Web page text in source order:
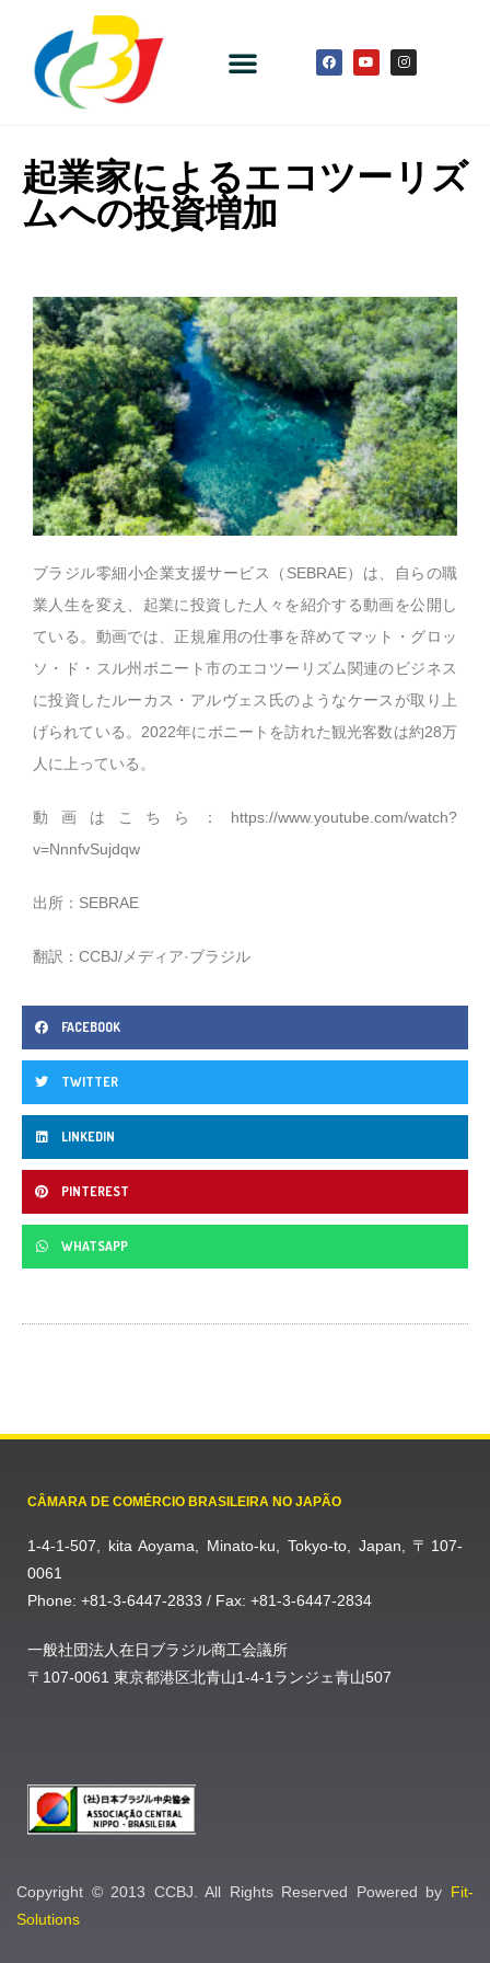
起業家によるエコツーリズ
ムへの投資増加
ブラジル零細小企業支援サービス（SEBRAE）は、自らの職
業人生を変え、起業に投資した人々を紹介する動画を公開し
ている。動画では、正規雇用の仕事を辞めてマット・グロッ
ソ・ド・スル州ボニート市のエコツーリズム関連のビジネス
に投資したルーカス・アルヴェス氏のようなケースが取り上
げられている。2022年にボニートを訪れた観光客数は約28万
人に上っている。
動画はこちら： https://www.youtube.com/watch?
v=NnnfvSujdqw
出所：SEBRAE
翻訳：CCBJ/メディア·ブラジル
FACEBOOK
TWITTER
LINKEDIN
PINTEREST
WHATSAPP
CÂMARA DE COMÉRCIO BRASILEIRA NO JAPÃO
1-4-1-507, kita Aoyama, Minato-ku, Tokyo-to, Japan, 〒107-
0061
Phone: +81-3-6447-2833 / Fax: +81-3-6447-2834
一般社団法人在日ブラジル商工会議所
〒107-0061 東京都港区北青山1-4-1ランジェ青山507
Copyright © 2013 CCBJ. All Rights Reserved Powered by Fit-
Solutions